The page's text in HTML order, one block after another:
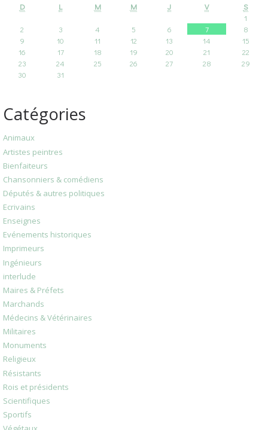
D L M M J V
S
1
2
3 4 5 6 7
8
9
10 11 12 13 14
15
16
17 18 19 20 21
22
23
24 25 26 27 28
29
30
31
Catégories
Animaux
Artistes peintres
Bienfaiteurs
Chansonniers & comédiens
Députés & autres politiques
Ecrivains
Enseignes
Evénements historiques
Imprimeurs
Ingénieurs
interlude
Maires & Préfets
Marchands
Médecins & Vétérinaires
Militaires
Monuments
Religieux
Résistants
Rois et présidents
Scientifiques
Sportifs